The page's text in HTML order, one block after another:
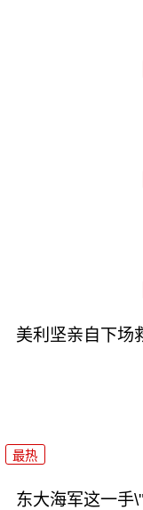
美利坚亲自下场
最热
东大海军这一手